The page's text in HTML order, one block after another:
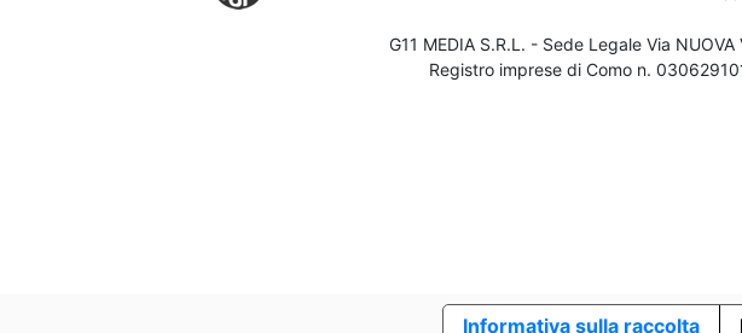
G11 MEDIA S.R.L. - Sede Legale Via
Registro imprese di Como n.
Informativa sulla raccolta